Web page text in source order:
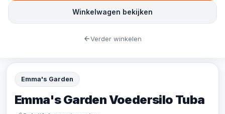
Emma's Garden
Emma's Garden Voedersilo Tuba
Winkelwagen bekijken
Verder winkelen